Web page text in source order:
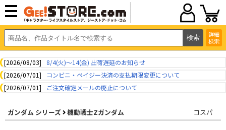
詳細
検索
[2026/08/03]
8/4(火)～14(金) 出荷遅延のお知らせ
[2026/07/01]
コンビニ・ペイジー決済の支払期限変更について
[2026/07/01]
ご注文確定メールの廃止について
ガンダム シリーズ 機動戦士Zガンダム コスパ